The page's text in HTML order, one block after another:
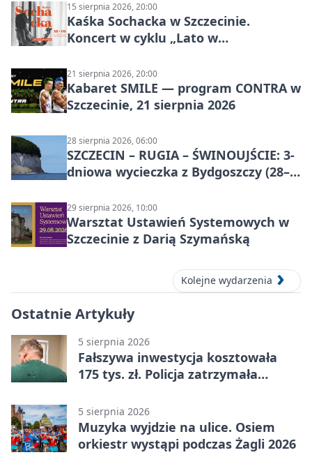
15 sierpnia 2026, 20:00
Kaśka Sochacka w Szczecinie.
Koncert w cyklu „Lato w
21 sierpnia 2026, 20:00
Kabaret SMILE — program CONTRA w
Szczecinie, 21 sierpnia 2026
28 sierpnia 2026, 06:00
SZCZECIN – RUGIA – ŚWINOUJŚCIE: 3-
dniowa wycieczka z Bydgoszczy (28–
29 sierpnia 2026, 10:00
Warsztat Ustawień Systemowych w
Szczecinie z Darią Szymańską
Kolejne wydarzenia
Ostatnie Artykuły
5 sierpnia 2026
Fałszywa inwestycja kosztowała
175 tys. zł. Policja zatrzymała
5 sierpnia 2026
Muzyka wyjdzie na ulice. Osiem
orkiestr wystąpi podczas Żagli 2026